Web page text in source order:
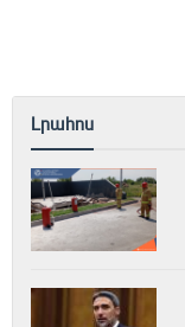
Լրահոս